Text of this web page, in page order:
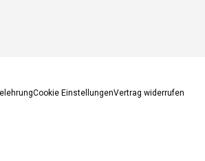
Cookie EinstellungenVertrag widerrufen